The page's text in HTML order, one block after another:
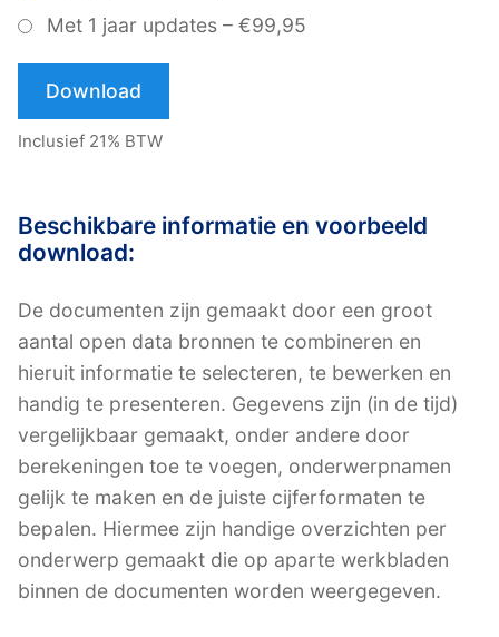
Met 1 jaar updates – €99,95
Download
Inclusief 21% BTW
Beschikbare informatie en voorbeeld
download:
De documenten zijn gemaakt door een groot
aantal open data bronnen te combineren en
hieruit informatie te selecteren, te bewerken en
handig te presenteren. Gegevens zijn (in de tijd)
vergelijkbaar gemaakt, onder andere door
berekeningen toe te voegen, onderwerpnamen
gelijk te maken en de juiste cijferformaten te
bepalen. Hiermee zijn handige overzichten per
onderwerp gemaakt die op aparte werkbladen
binnen de documenten worden weergegeven.